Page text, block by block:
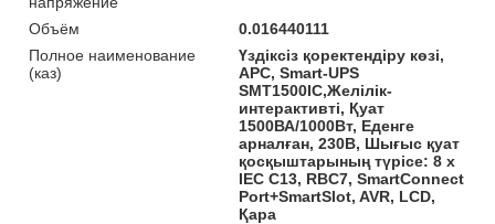
Объём
0.016440111
Полное наименование
(каз)
Үздіксіз қоректендіру көзі,
APC, Smart-UPS
SMT1500IC,Желілік-
интерактивті, Қуат
1500ВА/1000Вт, Еденге
арналған, 230В, Шығыс қуат
қосқыштарының түрісе: 8 x
IEC C13, RBC7, SmartConnect
Port+SmartSlot, AVR, LCD,
Қара